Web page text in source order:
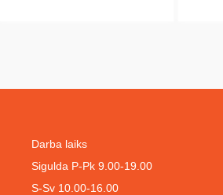
Darba laiks
Sigulda P-Pk 9.00-19.00
S-Sv 10.00-16.00